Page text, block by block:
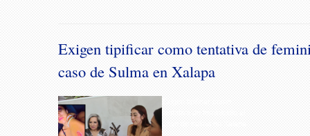
Exigen tipificar como tentativa de
caso de Sulma en Xalapa